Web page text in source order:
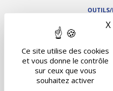
Ce site utilise des cookies
et vous donne le contrôle
sur ceux que vous
souhaitez activer
X
OUTILS/
Rappel contrôle
NOS